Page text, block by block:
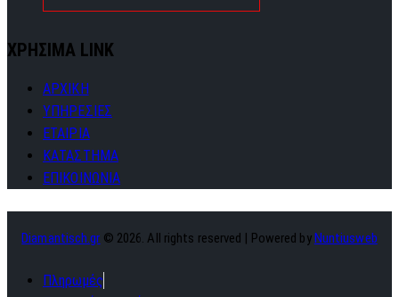
ΧΡΗΣΙΜΑ LINK
ΑΡΧΙΚΗ
ΥΠΗΡΕΣΙΕΣ
ΕΤΑΙΡΙΑ
ΚΑΤΑΣΤΗΜΑ
ΕΠΙΚΟΙΝΩΝΙΑ
Diamantisch.gr © 2026. All rights reserved | Powered by Nuntiusweb
Πληρωμές